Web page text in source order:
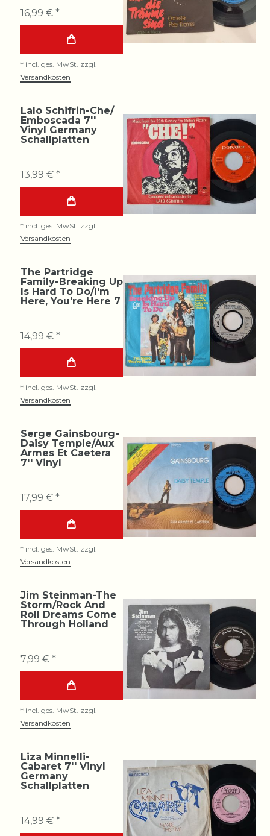
16,99 € *
* incl. ges. MwSt. zzgl.
Versandkosten
Lalo Schifrin-Che/
Emboscada 7''
Vinyl Germany
Schallplatten
13,99 € *
* incl. ges. MwSt. zzgl.
Versandkosten
The Partridge
Family-Breaking Up
Is Hard To Do/I'm
Here, You're Here 7
14,99 € *
* incl. ges. MwSt. zzgl.
Versandkosten
Serge Gainsbourg-
Daisy Temple/Aux
Armes Et Caetera
7'' Vinyl
17,99 € *
* incl. ges. MwSt. zzgl.
Versandkosten
Jim Steinman-The
Storm/Rock And
Roll Dreams Come
Through Holland
7,99 € *
* incl. ges. MwSt. zzgl.
Versandkosten
Liza Minnelli-
Cabaret 7'' Vinyl
Germany
Schallplatten
14,99 € *